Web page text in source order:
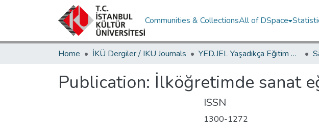
Communities & CollectionsAll of DSpace
Home İKÜ Dergiler / IKU Journals YED.JEL Yaşadıkça Eğitim Dergisi / Journal of Education For Life
Publication: İlköğretimde sanat
ISSN
1300-1272